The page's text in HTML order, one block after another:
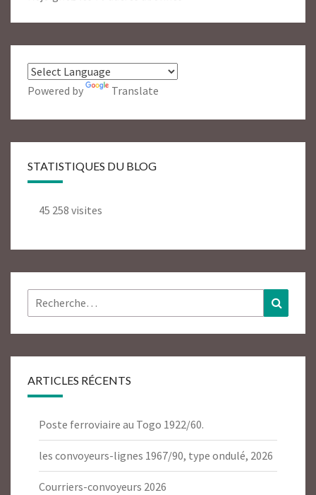
Powered by Translate
STATISTIQUES DU BLOG
45 258 visites
Rechercher :
ARTICLES RÉCENTS
Poste ferroviaire au Togo 1922/60.
les convoyeurs-lignes 1967/90, type ondulé, 2026
Courriers-convoyeurs 2026